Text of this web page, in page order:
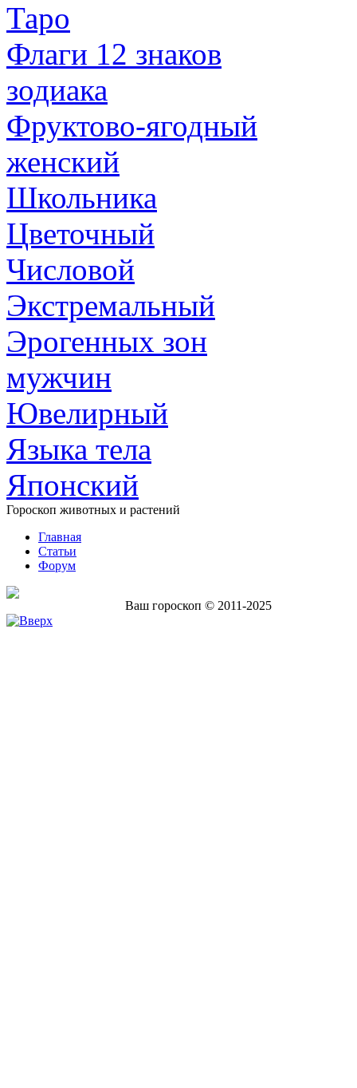
Таро
Флаги 12 знаков
зодиака
Фруктово-ягодный
женский
Школьника
Цветочный
Числовой
Экстремальный
Эрогенных зон
мужчин
Ювелирный
Языка тела
Японский
Гороскоп животных и растений
Главная
Статьи
Форум
Ваш гороскоп © 2011-2025